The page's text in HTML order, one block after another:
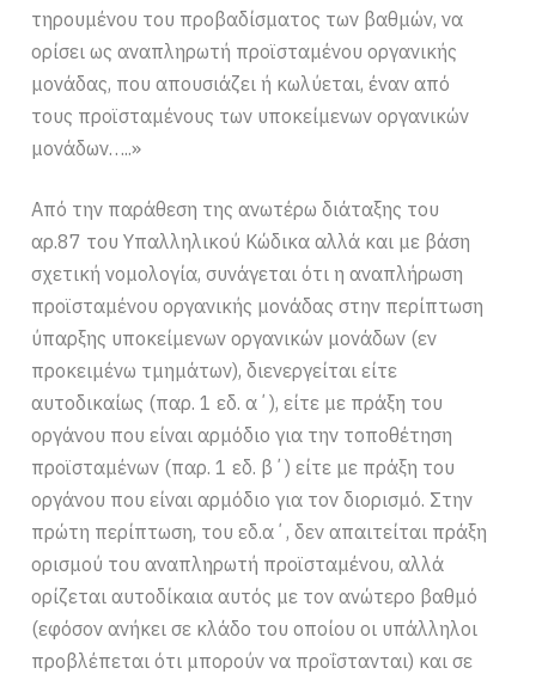
τηρουμένου του προβαδίσματος των βαθμών, να
ορίσει ως αναπληρωτή προϊσταμένου οργανικής
μονάδας, που απουσιάζει ή κωλύεται, έναν από
τους προϊσταμένους των υποκείμενων οργανικών
μονάδων…..»
Από την παράθεση της ανωτέρω διάταξης του
αρ.87 του Υπαλληλικού Κώδικα αλλά και με βάση
σχετική νομολογία, συνάγεται ότι η αναπλήρωση
προϊσταμένου οργανικής μονάδας στην περίπτωση
ύπαρξης υποκείμενων οργανικών μονάδων (εν
προκειμένω τμημάτων), διενεργείται είτε
αυτοδικαίως (παρ. 1 εδ. α΄), είτε με πράξη του
οργάνου που είναι αρμόδιο για την τοποθέτηση
προϊσταμένων (παρ. 1 εδ. β΄) είτε με πράξη του
οργάνου που είναι αρμόδιο για τον διορισμό. Στην
πρώτη περίπτωση, του εδ.α΄, δεν απαιτείται πράξη
ορισμού του αναπληρωτή προϊσταμένου, αλλά
ορίζεται αυτοδίκαια αυτός με τον ανώτερο βαθμό
(εφόσον ανήκει σε κλάδο του οποίου οι υπάλληλοι
προβλέπεται ότι μπορούν να προΐστανται) και σε